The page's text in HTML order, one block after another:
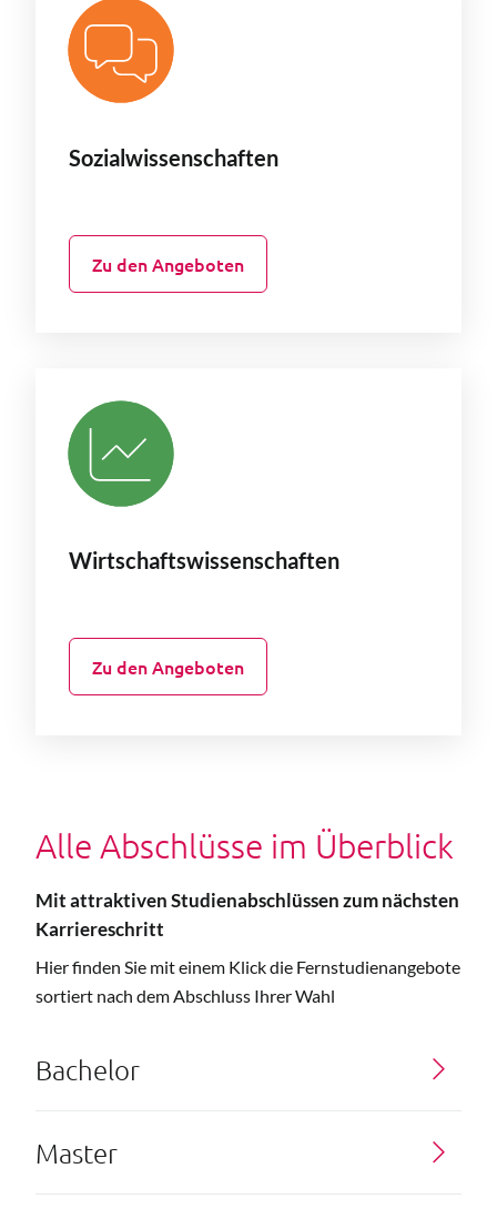
Sozialwissenschaften
Zu den Angeboten
Wirtschaftswissenschaften
Zu den Angeboten
Alle Abschlüsse im Überblick
Mit attraktiven Studienabschlüssen zum nächsten
Karriereschritt
Hier finden Sie mit einem Klick die Fernstudienangebote
sortiert nach dem Abschluss Ihrer Wahl
Bachelor
Master